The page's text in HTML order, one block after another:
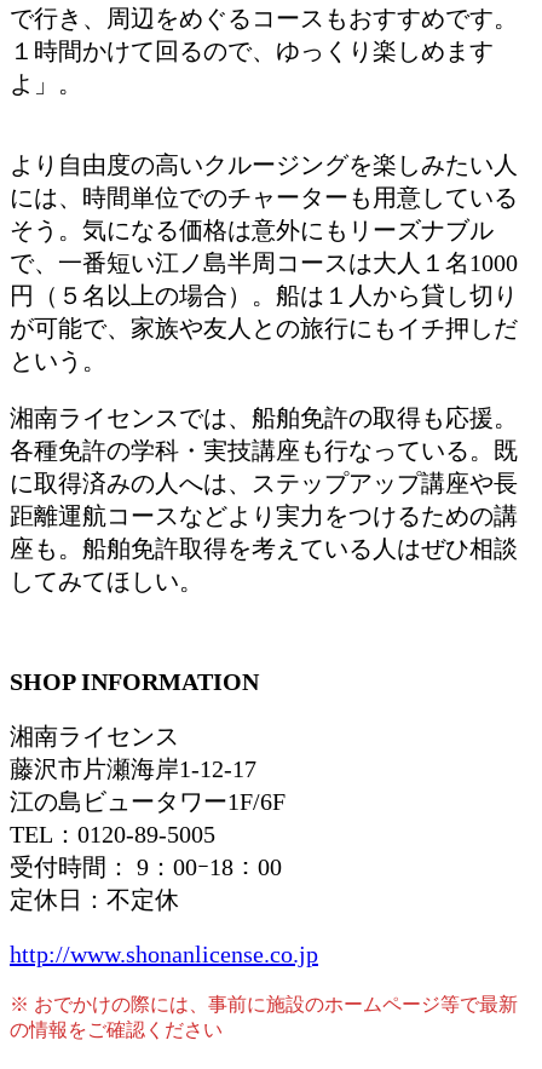
で行き、周辺をめぐるコースもおすすめです。
１時間かけて回るので、ゆっくり楽しめます
よ」。
より自由度の高いクルージングを楽しみたい人
には、時間単位でのチャーターも用意している
そう。気になる価格は意外にもリーズナブル
で、一番短い江ノ島半周コースは大人１名1000
円（５名以上の場合）。船は１人から貸し切り
が可能で、家族や友人との旅行にもイチ押しだ
という。
湘南ライセンスでは、船舶免許の取得も応援。
各種免許の学科・実技講座も行なっている。既
に取得済みの人へは、ステップアップ講座や長
距離運航コースなどより実力をつけるための講
座も。船舶免許取得を考えている人はぜひ相談
してみてほしい。
SHOP INFORMATION
湘南ライセンス
藤沢市片瀬海岸1-12-17
江の島ビュータワー1F/6F
TEL：0120-89-5005
受付時間： 9：00ｰ18：00
定休日：不定休
http://www.shonanlicense.co.jp
※ おでかけの際には、事前に施設のホームページ等で最新
の情報をご確認ください